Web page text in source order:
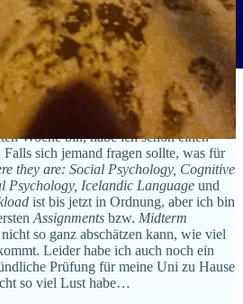
Kurse an der Uni angefangen und
Woche bin, habe ich schon einen
sich jemand fragen sollte, was für
they are: Social Psychology, Cognitive
Psychology, Icelandic Language und
ist bis jetzt in Ordnung, aber ich bin
Assignments bzw. Midterm
so ganz abschätzen kann, wie viel
Leider habe ich auch noch ein
Prüfung für meine Uni zu Hause
so viel Lust habe…